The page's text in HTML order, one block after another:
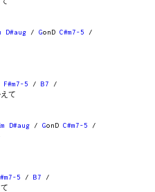
D#aug / GonD C#m7-5 /
F#m7-5 / B7 /
て
D#aug / GonD C#m7-5 /
5 / B7 /